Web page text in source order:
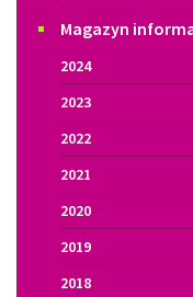
Magazyn
2024
2023
2022
2021
2020
2019
2018